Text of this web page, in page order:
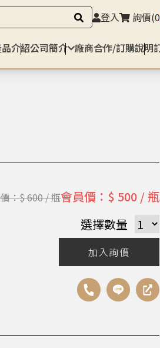
登入 詢價
介紹公司簡介 廠商合作/訂購說明
：$ 600 / 瓶會員價：$ 500 / 瓶
選擇數量
加入詢價